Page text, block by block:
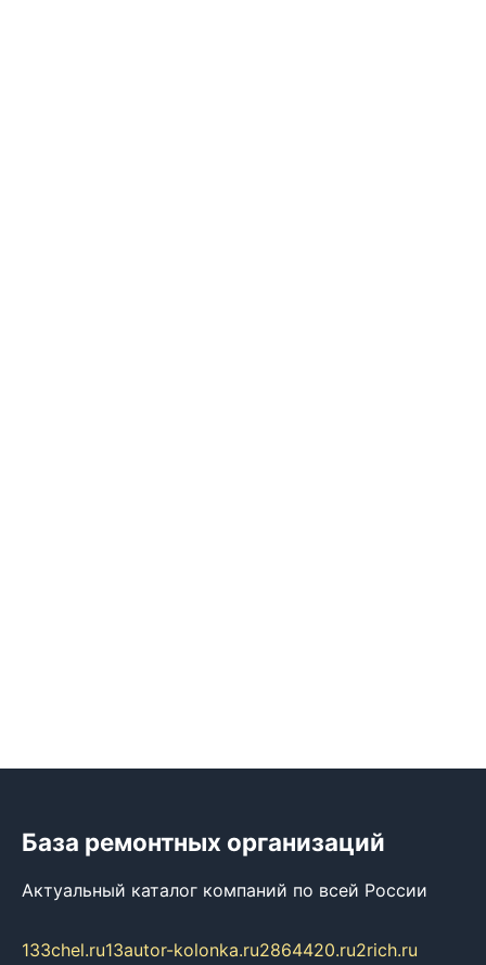
База ремонтных организаций
Актуальный каталог компаний по всей России
133chel.ru13autor-kolonka.ru2864420.ru2rich.ru